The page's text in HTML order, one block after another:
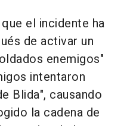
el incidente ha
de activar un
enemigos"
intentaron
Blida", causando
la cadena de